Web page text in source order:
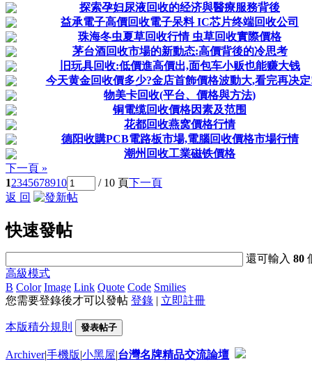
探索孕妇尿液回收的经济與醫療服務背後
益承電子高價回收電子呆料 IC芯片终端回收公司
珠海冬虫夏草回收行情 虫草回收實際價格
茅台酒回收市場的新動态:高價背後的冷思考
旧玩具回收:低價進高價出,面包车小贩也能赚大钱
今天黄金回收價多少?金店首飾價格波動大,看完再决
物美卡回收(平台、價格與方法)
铜電缆回收價格因素及范围
花都回收燕窝價格行情
德阳收購PCB電路板市場,電腦回收價格市場行情
潮州回收工業磁铁價格
下一頁 »
12345678910 / 10 頁下一頁
返 回
快速發帖
還可輸入80
高級模式
B Color Image Link Quote Code Smilies
您需要登錄後才可以發帖 登錄 | 立即註冊
本版積分規則 發表帖子
Archiver|手機版|小黑屋|台灣名牌精品交流論壇